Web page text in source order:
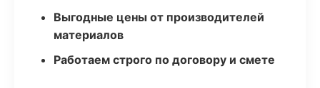
Выгодные цены от производителей
материалов
Работаем строго по договору и смете